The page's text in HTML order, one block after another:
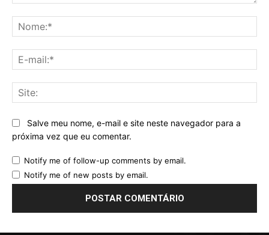
Salve meu nome, e-mail e site neste navegador para a
próxima vez que eu comentar.
Notify me of follow-up comments by email.
Notify me of new posts by email.